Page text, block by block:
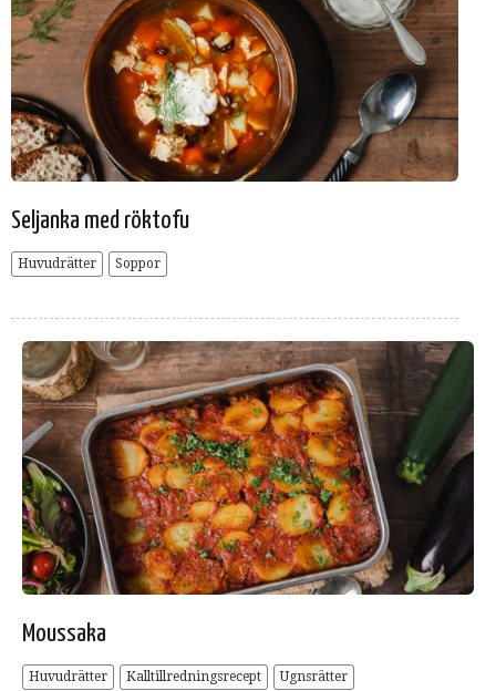
Seljanka med röktofu
Huvudrätter Soppor
Moussaka
Huvudrätter Kalltillredningsrecept Ugnsrätter